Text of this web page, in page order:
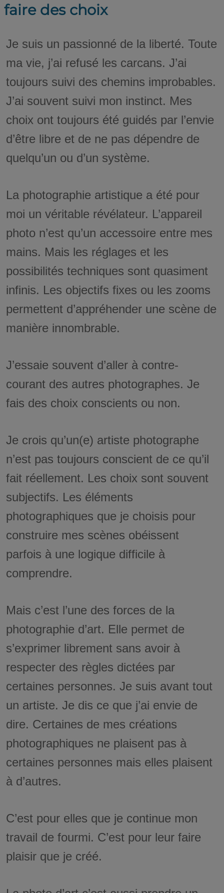
faire des choix
Je suis un passionné de la liberté. Toute
ma vie, j’ai refusé les carcans. J’ai
toujours suivi des chemins improbables.
J’ai souvent suivi mon instinct. Mes
choix ont toujours été guidés par l’envie
d’être libre et de ne pas dépendre de
quelqu’un ou d’un système.
La photographie artistique a été pour
moi un véritable révélateur. L’appareil
photo n’est qu’un accessoire entre mes
mains. Mais les réglages et les
possibilités techniques sont quasiment
infinis. Les objectifs fixes ou les zooms
permettent d’appréhender une scène de
manière innombrable.
J’essaie souvent d’aller à contre-
courant des autres photographes. Je
fais des choix conscients ou non.
Je crois qu’un(e) artiste photographe
n’est pas toujours conscient de ce qu’il
fait réellement. Les choix sont souvent
subjectifs. Les éléments
photographiques que je choisis pour
construire mes scènes obéissent
parfois à une logique difficile à
comprendre.
Mais c’est l’une des forces de la
photographie d’art. Elle permet de
s’exprimer librement sans avoir à
respecter des règles dictées par
certaines personnes. Je suis avant tout
un artiste. Je dis ce que j’ai envie de
dire. Certaines de mes créations
photographiques ne plaisent pas à
certaines personnes mais elles plaisent
à d’autres.
C’est pour elles que je continue mon
travail de fourmi. C’est pour leur faire
plaisir que je créé.